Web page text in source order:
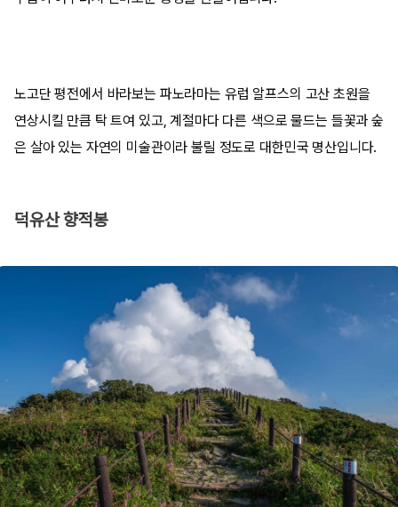
노고단 평전에서 바라보는 파노라마는 유럽 알프스의 고산 초원을
연상시킬 만큼 탁 트여 있고, 계절마다 다른 색으로 물드는 들꽃과 숲
은 살아 있는 자연의 미술관이라 불릴 정도로 대한민국 명산입니다.
덕유산 향적봉